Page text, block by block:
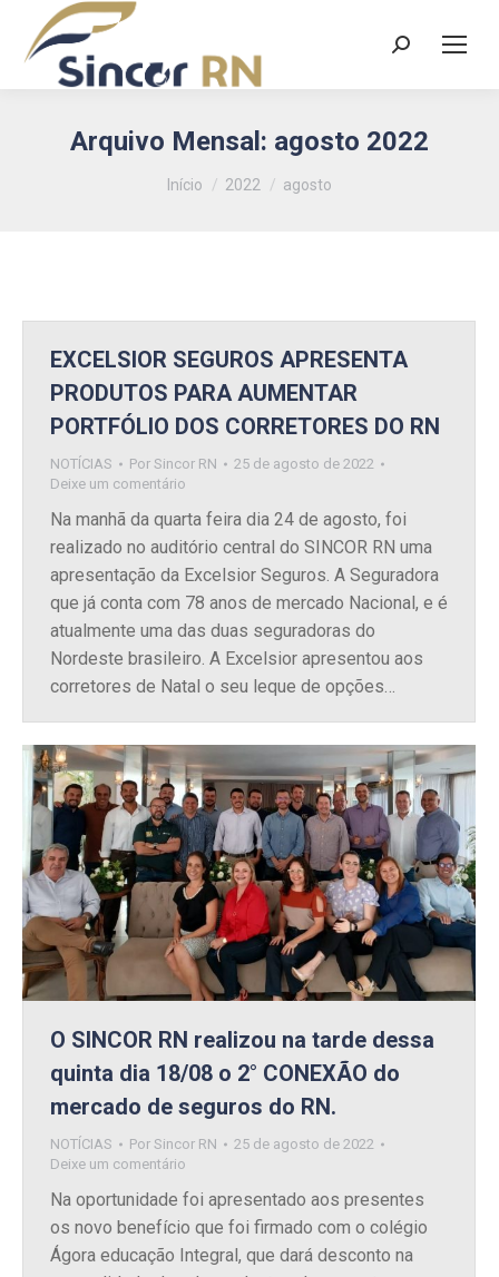
Search:
Arquivo Mensal: agosto 2022
Você está aqui:
Início 2022 agosto
EXCELSIOR SEGUROS APRESENTA
PRODUTOS PARA AUMENTAR
PORTFÓLIO DOS CORRETORES DO RN
NOTÍCIAS Por Sincor RN
25 de agosto de 2022
Deixe um comentário
Na manhã da quarta feira dia 24 de agosto, foi
realizado no auditório central do SINCOR RN uma
apresentação da Excelsior Seguros. A Seguradora
que já conta com 78 anos de mercado Nacional, e é
atualmente uma das duas seguradoras do
Nordeste brasileiro. A Excelsior apresentou aos
corretores de Natal o seu leque de opções…
O SINCOR RN realizou na tarde dessa
quinta dia 18/08 o 2° CONEXÃO do
mercado de seguros do RN.
NOTÍCIAS Por Sincor RN
25 de agosto de 2022
Deixe um comentário
Na oportunidade foi apresentado aos presentes
os novo benefício que foi firmado com o colégio
Ágora educação Integral, que dará desconto na